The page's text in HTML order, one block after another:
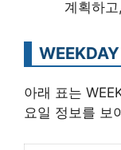
계획하
아래 표는
요일 정보를 보